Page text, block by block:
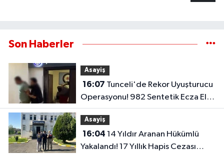
Son Haberler
Asayiş
16:07
Operasyonu! 982 Sentetik Ecza Ele
Geçirildi..
Asayiş
16:04
Yakalandı! 17 Yıllık Hapis Cezası